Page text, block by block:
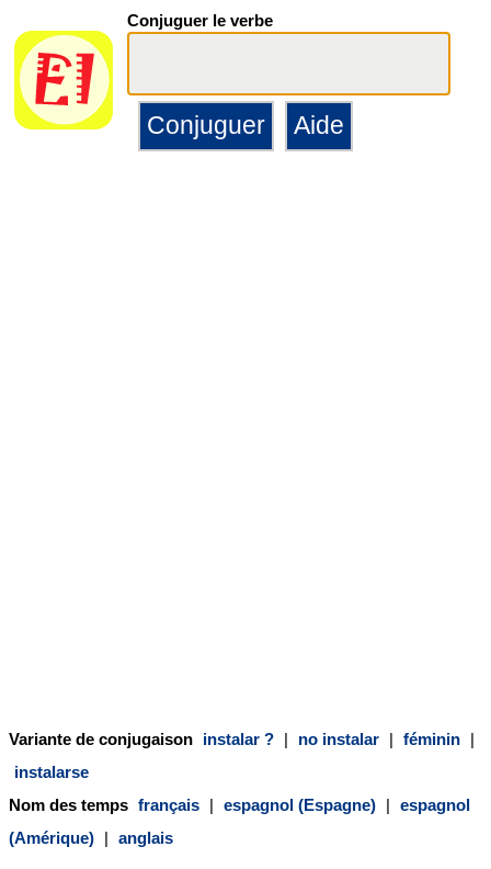
Conjuguer le verbe
Variante de conjugaison instalar ? | no instalar | féminin |
instalarse
Nom des temps français | espagnol (Espagne) | espagnol
(Amérique) | anglais